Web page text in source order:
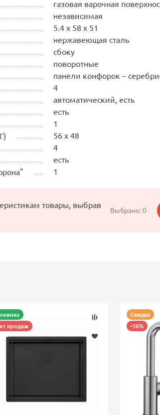
газовая варочная
независимая
5.4 x 58 x 51
нержавеющая сталь
сбоку
поворотные
панели конфорок –
4
автоматический, есть
есть
1
56 x 48
4
есть
1
товары, выбрав
Выбрано:0
продаж
Скидка
-16%